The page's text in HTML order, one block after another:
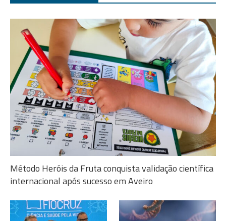
Método Heróis da Fruta conquista validação científica
internacional após sucesso em Aveiro